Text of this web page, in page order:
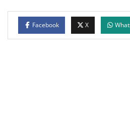
Facebook X